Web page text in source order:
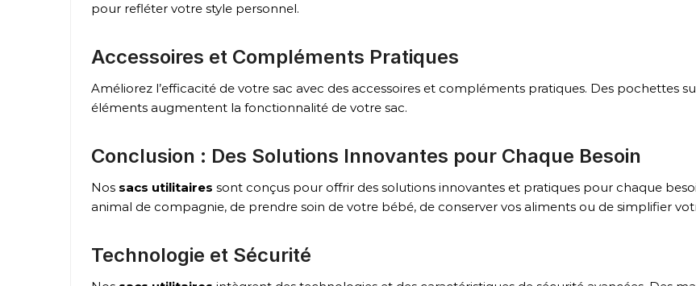
pour refléter votre style personnel.
Accessoires et Compléments Pratiques
Améliorez l’efficacité de votre sac avec des accessoires et compléments pratiques. Des pochettes
éléments augmentent la fonctionnalité de votre sac.
Conclusion : Des Solutions Innovantes pour Chaque Besoin
Nos sacs utilitaires sont conçus pour offrir des solutions innovantes et pratiques pour chaque
animal de compagnie, de prendre soin de votre bébé, de conserver vos aliments ou de simplifier
Technologie et Sécurité